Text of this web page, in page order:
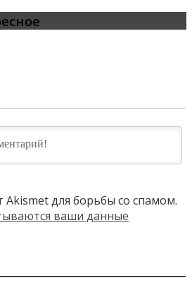
Akismet для борьбы со спамом.
ваши данные